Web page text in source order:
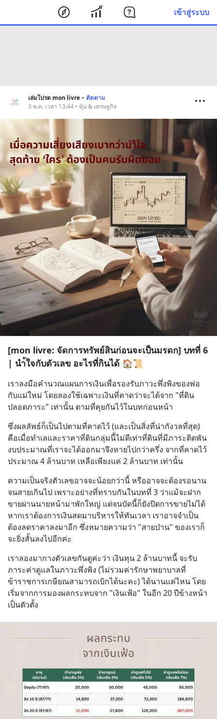
เข้าสู่ระบบ
เล่มโปรด mon livre • ติดตาม
3 พ.ค. เวลา 13:44 • หุ้น & เศรษฐกิจ
[mon livre: จัดการทรัพย์สินก่อนจะเป็นมรดก] บทที่ 6
| นำ้ใจกับตัวเลข อะไรที่กินได้ 🏠📜
เราลงมือคำนวณแผนการเงินเพื่อรองรับภาวะพึ่งพิงของพ่อ
กับแม่ใหม่ โดยลองใช้เฉพาะเงินที่คาดว่าจะได้จาก "ที่ดิน
ปลอดภาระ" เท่านั้น ตามที่คุยกันไว้ในบทก่อนหน้า
ซึ่งผลลัพธ์ก็เป็นไปตามที่คาดไว้ (และเป็นสิ่งที่น่ากังวลที่สุด)
คือเมื่อทำเลและราคาที่ดินกลุ่มนี้ไม่ดีเท่าที่ดินที่มีภาระติดพัน
งบประมาณที่เราจะได้ออกมาจึงหายไปกว่าครึ่ง จากที่คาดไว้
ประมาณ 4 ล้านบาท เหลือเพียงแค่ 2 ล้านบาท เท่านั้น
ความเป็นจริงตัวเลขอาจจะน้อยกว่านี้ หรืออาจจะต้องรอนาน
จนสายเกินไป เพราะอย่างที่ทราบกันในบทที่ 3 ว่าแม้จะฝาก
ขายผ่านนายหน้ามาพักใหญ่ แต่จนบัดนี้ก็ยังปิดการขายไม่ได้
หากเราต้องการเงินสดมาบริหารให้ทันเวลา เราอาจจำเป็น
ต้องลดราคาลงมาอีก ซึ่งหมายความว่า "สายป่าน" ของเราก็
จะยิ่งสั้นลงไปอีกค่ะ
เราลองมากางตัวเลขกันดูค่ะว่า เงินทุน 2 ล้านบาทนี้ จะรับ
ภาระค่าดูแลในภาวะพึ่งพิง (ไม่รวมค่ารักษาพยาบาลที่
ข้าราชการเกษียณสามารถเบิกได้นะคะ) ได้นานแค่ไหน โดย
เริ่มจากการมองผลกระทบจาก "เงินเฟ้อ" ในอีก 20 ปีข้างหน้า
เป็นตัวตั้ง